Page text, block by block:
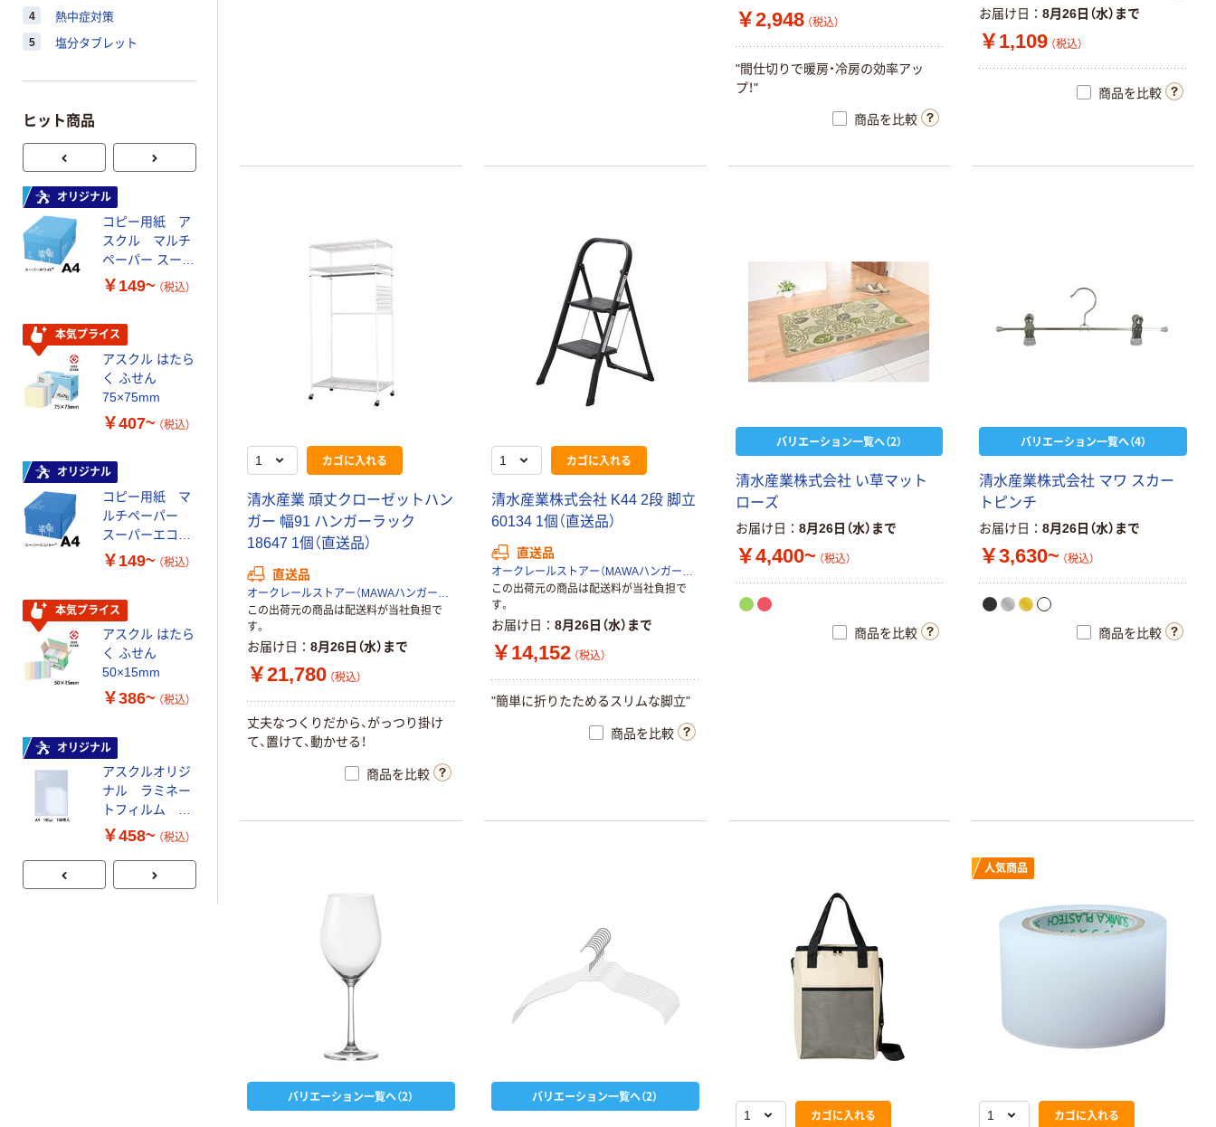
￥2,948 （税込）
"間仕切 り で暖房・冷房の効率アッ
プ！"
商品を比較
お届け日 8月26日（水）まで
￥1,109 （税込）
商品を比較
カゴに入れる
清水産業 頑丈ク ローゼ ッ トハ ン
ガー 幅91 ハ ンガーラ ック
18647 1個 （直送品）
直送品
この出荷元の商品は配送料が当社負担で
す。
お届け日 8月26日（水）まで
￥21,780 （税込）
丈夫なつ く り だから、がっつ り掛け
て、置けて、動かせる ！
商品を比較
カゴに入れる
清水産業株式会社 K44 2段 脚立
60134 1個 （直送品）
直送品
この出荷元の商品は配送料が当社負担で
す。
お届け日 8月26日（水）まで
￥14,152 （税込）
"簡単に折り たためる ス リ ムな脚立"
商品を比較
バリエーション一覧へ（2）
清水産業株式会社 い草マ ッ ト
ローズ
お届け日 8月26日（水）まで
￥4,400~ （税込）
商品を比較
バリエーション一覧へ（4）
清水産業株式会社 マワ ス カー
ト ピ ンチ
お届け日 8月26日（水）まで
￥3,630~ （税込）
商品を比較
バリエーション一覧へ（2）
バリエーション一覧へ（2）
カゴに入れる
人気商品
カゴに入れる
4 熱中症対策
5 塩分タブレット
ヒット商品
オリジナル
コピー用紙 ア
スクル マルチ
ペーパー スーパ
ーホワイト+
￥149~ （税込）
本気プライス
アスクル はたら
く ふせん
75×75mm
￥407~ （税込）
オリジナル
コピー用紙 マ
ルチペーパー
スーパーエコノ
ミー+
￥149~ （税込）
本気プライス
アスクル はたら
く ふせん
50×15mm
￥386~ （税込）
オリジナル
アスクルオリジ
ナル ラミネー
トフィルム A4
サイズ
￥458~ （税込）
衛門 「お茶、どう
￥528~ （税込）
￥12,100~
富士フイルム チ
ェキ専用フィル
ム INSTAX MINI
WW2
￥1,580~
（税込）
タカラトミー ベ
イブレード
（税込）
本気プライス
ーホルダー A4
スタンダード
￥126~ （税込）
キフィルム INS
MINI JP1 1パッ
ク（10枚入り）
（税込）
プ 詰替用 バイ
オマス素材10％
配合
￥616~ （税込）
オリジナル
形 アルカリ乾
電池 北欧パッ
ケージ アスク
ルオリジナル
￥140~
本気プライス
ティッシュペー
パー ボックス
ｍ 再生紙
リサイクル100
芯あり FSC認
乾電池 単4
形 アルカリ乾
￥140~ （税込）
本気プライス
ペーパータオル
100％ 200枚
FSC認証 シング
ル 大王製紙共同
￥149~ （税込）
￥358~
ペーパー スーパ
ーホワイト+
￥149~
本気プライス
アスクル はたら
く ふせん
￥407~ （税込）
オリジナル
スーパーエコノ
アスクル はたら